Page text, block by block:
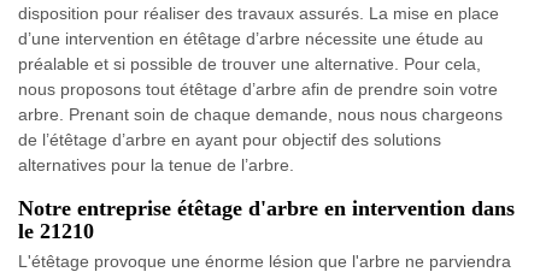
disposition pour réaliser des travaux assurés. La mise en place
d’une intervention en étêtage d’arbre nécessite une étude au
préalable et si possible de trouver une alternative. Pour cela,
nous proposons tout étêtage d’arbre afin de prendre soin votre
arbre. Prenant soin de chaque demande, nous nous chargeons
de l’étêtage d’arbre en ayant pour objectif des solutions
alternatives pour la tenue de l’arbre.
Notre entreprise étêtage d'arbre en intervention dans
le 21210
L'étêtage provoque une énorme lésion que l'arbre ne parviendra